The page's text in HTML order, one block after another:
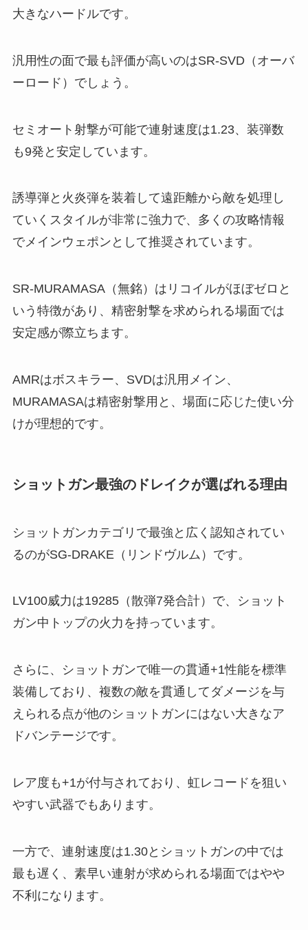
大きなハードルです。
汎用性の面で最も評価が高いのはSR-SVD（オーバ
ーロード）でしょう。
セミオート射撃が可能で連射速度は1.23、装弾数
も9発と安定しています。
誘導弾と火炎弾を装着して遠距離から敵を処理し
ていくスタイルが非常に強力で、多くの攻略情報
でメインウェポンとして推奨されています。
SR-MURAMASA（無銘）はリコイルがほぼゼロと
いう特徴があり、精密射撃を求められる場面では
安定感が際立ちます。
AMRはボスキラー、SVDは汎用メイン、
MURAMASAは精密射撃用と、場面に応じた使い分
けが理想的です。
ショットガン最強のドレイクが選ばれる理由
ショットガンカテゴリで最強と広く認知されてい
るのがSG-DRAKE（リンドヴルム）です。
LV100威力は19285（散弾7発合計）で、ショット
ガン中トップの火力を持っています。
さらに、ショットガンで唯一の貫通+1性能を標準
装備しており、複数の敵を貫通してダメージを与
えられる点が他のショットガンにはない大きなア
ドバンテージです。
レア度も+1が付与されており、虹レコードを狙い
やすい武器でもあります。
一方で、連射速度は1.30とショットガンの中では
最も遅く、素早い連射が求められる場面ではやや
不利になります。